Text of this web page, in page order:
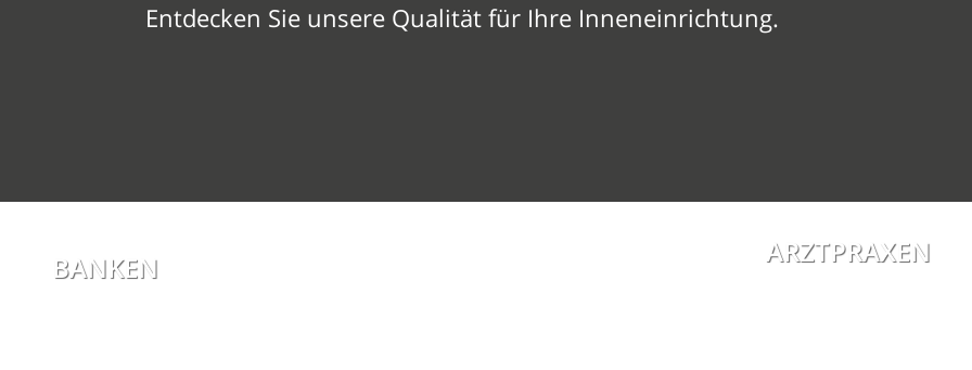
Entdecken Sie unsere Qualität für Ihre Inneneinrichtung.
BANKEN ARZTPRAXEN